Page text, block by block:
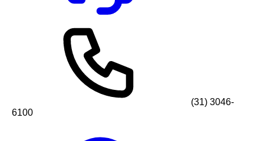
(31) 3046-
6100